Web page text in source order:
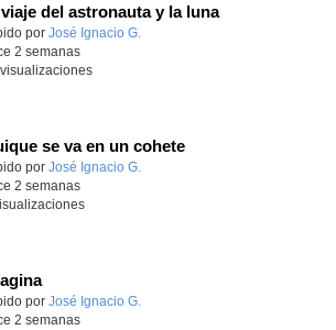
del astronauta y la luna
educativo.
por José Ignacio G.
2 semanas
se va en un cohete
educativo.
por José Ignacio G.
2 semanas
educativo.
por José Ignacio G.
2 semanas